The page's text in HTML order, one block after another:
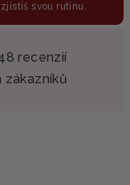
svou rutinu.
recenzií